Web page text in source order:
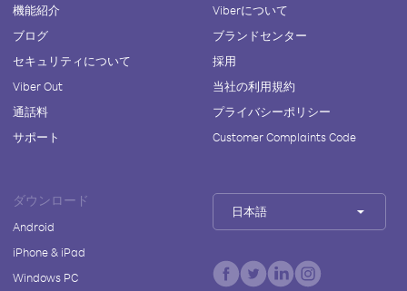
機能紹介
ブログ
セキュリティについて
Viber Out
通話料
サポート
Viberについて
ブランドセンター
採用
当社の利用規約
プライバシーポリシー
Customer Complaints Code
ダウンロード
Android
iPhone & iPad
Windows PC
日本語